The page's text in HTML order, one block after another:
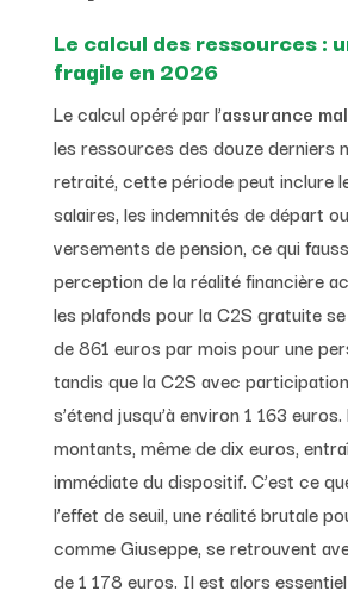
Le calcul des ressources :
fragile en 2026
Le calcul opéré par l’assurance
les ressources des douze derniers
retraité, cette période peut inclure
salaires, les indemnités de départ
versements de pension, ce qui
perception de la réalité financière
les plafonds pour la C2S gratuite
de 861 euros par mois pour une
tandis que la C2S avec
s’étend jusqu’à environ 1 163
montants, même de dix euros,
immédiate du dispositif. C’est ce
l’effet de seuil, une réalité brutale
comme Giuseppe, se retrouvent
de 1 178 euros. Il est alors